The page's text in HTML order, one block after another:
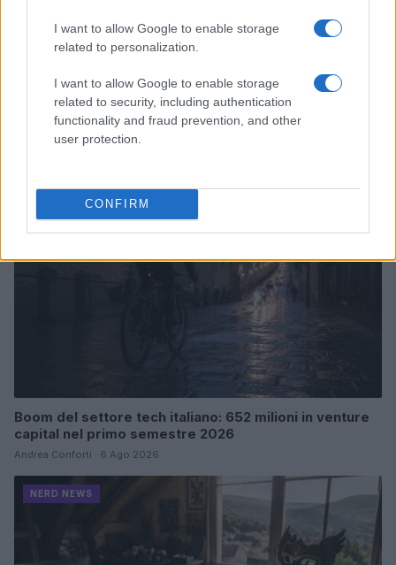
I want to allow Google to enable storage
related to personalization.
I want to allow Google to enable storage
related to security, including authentication
functionality and fraud prevention, and other
user protection.
CONFIRM
Pieve Comics 2026: tutto ciò che devi sapere
sull’evento nerd di Perugia
Andrea Conforti · 6 Ago 2026
Boom del settore tech italiano: 652 milioni in venture
capital nel primo semestre 2026
Andrea Conforti · 6 Ago 2026
NERD NEWS